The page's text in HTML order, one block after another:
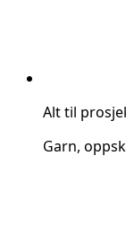
Alt til
Garn,